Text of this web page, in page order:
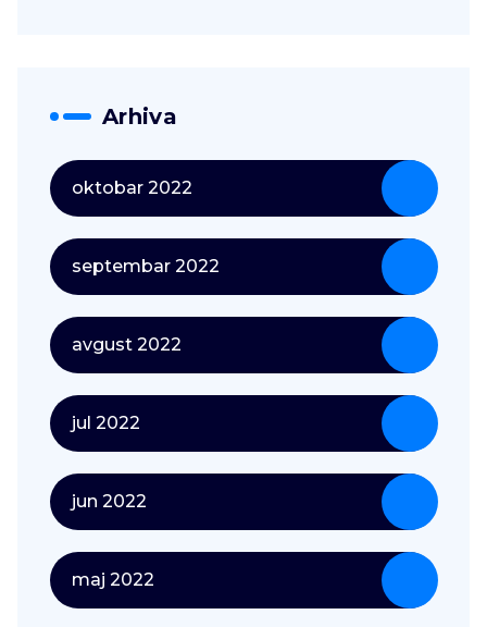
Arhiva
oktobar 2022
septembar 2022
avgust 2022
jul 2022
jun 2022
maj 2022